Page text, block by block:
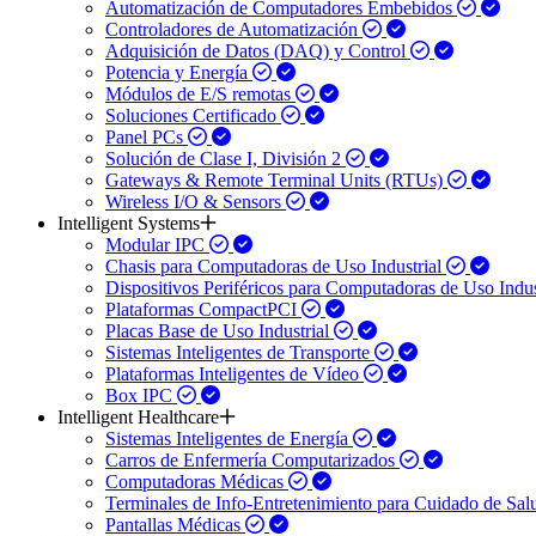
Automatización de Computadores Embebidos
Controladores de Automatización
Adquisición de Datos (DAQ) y Control
Potencia y Energía
Módulos de E/S remotas
Soluciones Certificado
Panel PCs
Solución de Clase I, División 2
Gateways & Remote Terminal Units (RTUs)
Wireless I/O & Sensors
Intelligent Systems
Modular IPC
Chasis para Computadoras de Uso Industrial
Dispositivos Periféricos para Computadoras de Uso
Plataformas CompactPCI
Placas Base de Uso Industrial
Sistemas Inteligentes de Transporte
Plataformas Inteligentes de Vídeo
Box IPC
Intelligent Healthcare
Sistemas Inteligentes de Energía
Carros de Enfermería Computarizados
Computadoras Médicas
Terminales de Info-Entretenimiento para Cuidado de
Pantallas Médicas